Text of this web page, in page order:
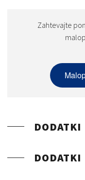
Zahtevajte
DODATKI
DODATKI